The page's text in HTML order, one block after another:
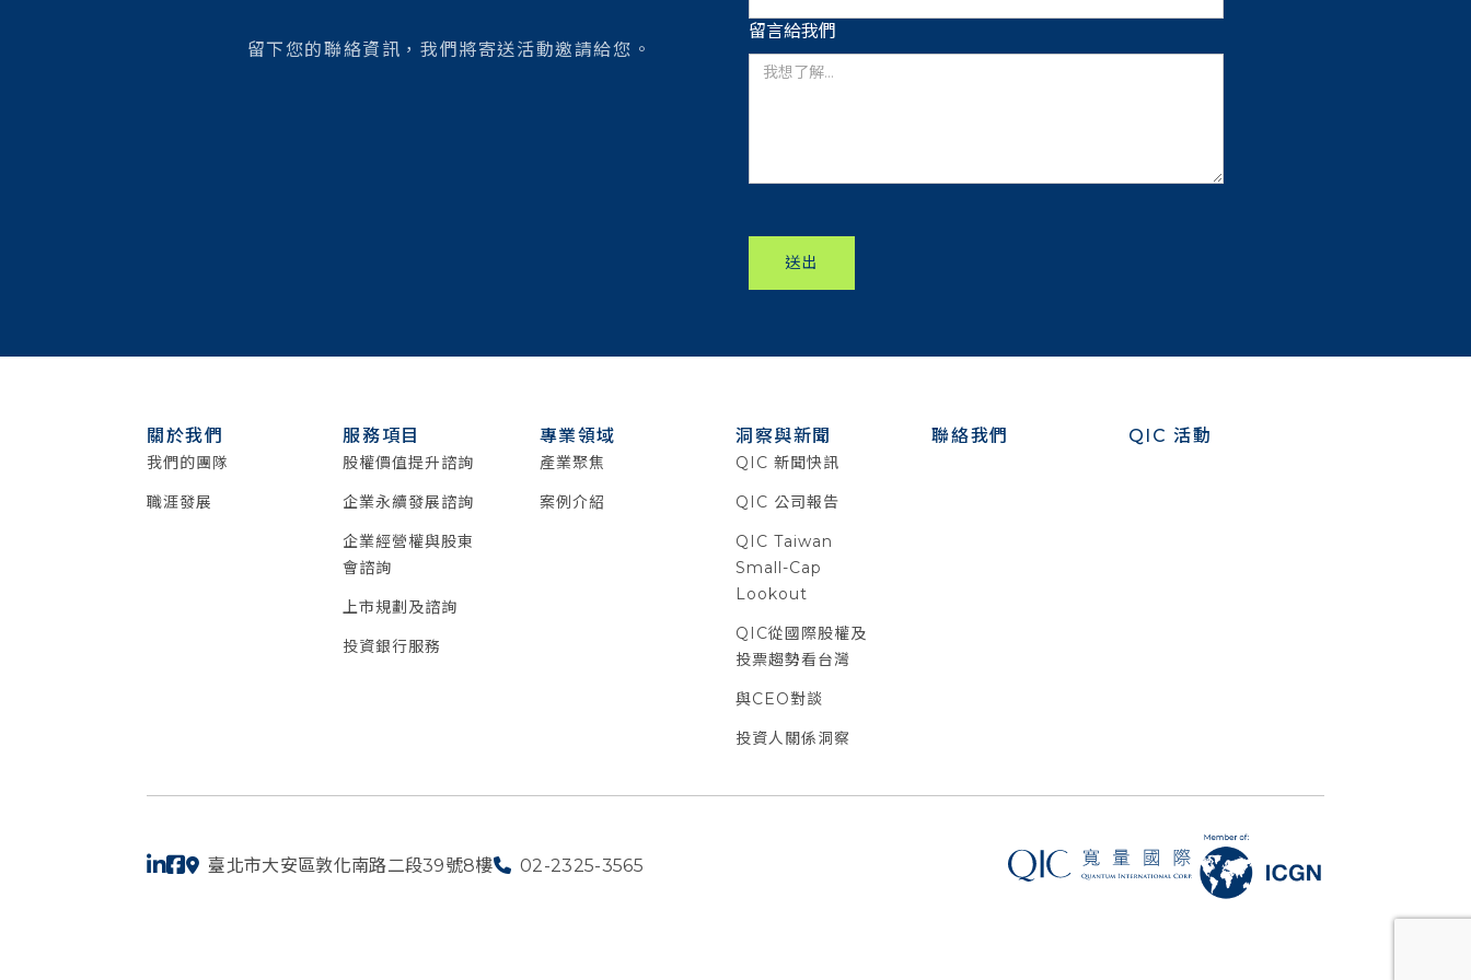
留下您的聯絡資訊，我們將寄送活動邀請給您。
留言給我們
送出
臺北市大安區敦化南路二段39號8樓 02-2325-3565
關於我們
我們的團隊
職涯發展
服務項目
股權價值提升諮詢
企業永續發展諮詢
企業經營權與股東
會諮詢
上市規劃及諮詢
投資銀行服務
專業領域
產業聚焦
案例介紹
洞察與新聞
QIC 新聞快訊
QIC 公司報告
QIC Taiwan
Small-Cap
Lookout
QIC從國際股權及
投票趨勢看台灣
與CEO對談
投資人關係洞察
聯絡我們 QIC 活動